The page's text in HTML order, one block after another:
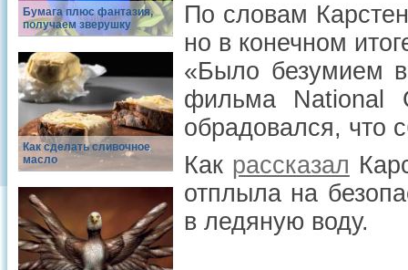
Бумага плюс фантазия,
получаем зверушку
Как сделать сливочное
масло
По словам
но в конечном
«Было безумием
фильма National
обрадовался, что
Как рассказал
отплыла на
в ледяную воду.